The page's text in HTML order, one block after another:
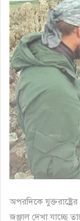
অপরদিকে
জঞ্জাল দেখা যাচ্ছে